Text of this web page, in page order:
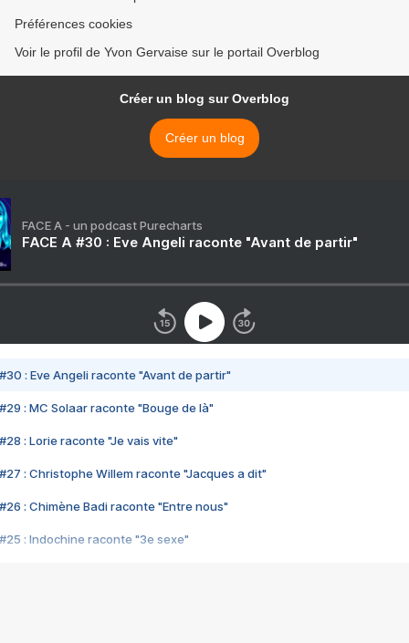
Préférences cookies
Voir le profil de Yvon Gervaise sur le portail Overblog
Créer un blog sur Overblog
Créer un blog
FACE A - un podcast Purecharts
FACE A #30 : Eve Angeli raconte "Avant de partir"
#30 : Eve Angeli raconte "Avant de partir"
#29 : MC Solaar raconte "Bouge de là"
#28 : Lorie raconte "Je vais vite"
#27 : Christophe Willem raconte "Jacques a dit"
#26 : Chimène Badi raconte "Entre nous"
#25 : Indochine raconte "3e sexe"